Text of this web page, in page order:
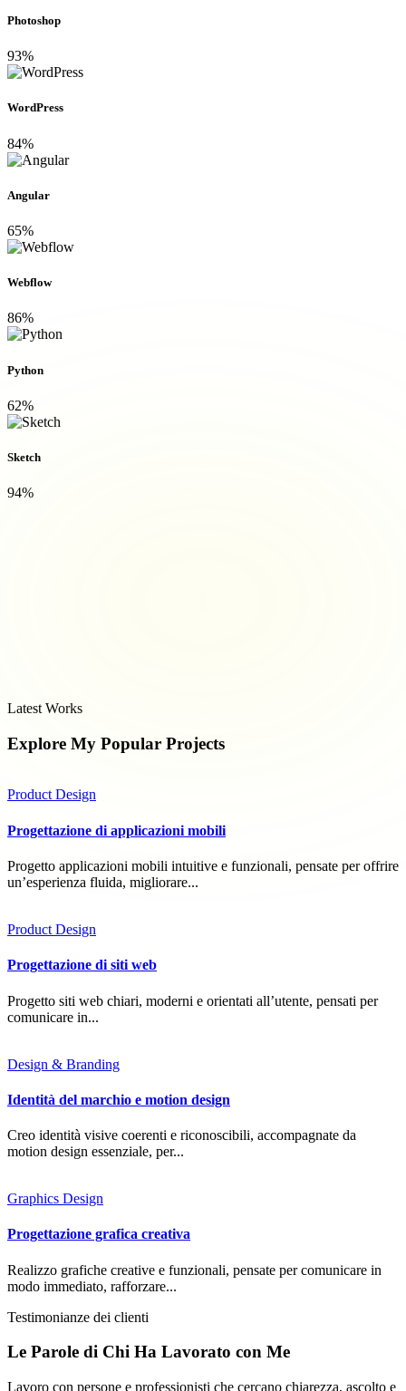
Photoshop
93%
WordPress
84%
Angular
65%
Webflow
86%
Python
62%
Sketch
94%
Latest Works
Explore My Popular Projects
Product Design
Progettazione di applicazioni mobili
Progetto applicazioni mobili intuitive e funzionali, pensate per offrire
un’esperienza fluida, migliorare...
Product Design
Progettazione di siti web
Progetto siti web chiari, moderni e orientati all’utente, pensati per
comunicare in...
Design & Branding
Identità del marchio e motion design
Creo identità visive coerenti e riconoscibili, accompagnate da
motion design essenziale, per...
Graphics Design
Progettazione grafica creativa
Realizzo grafiche creative e funzionali, pensate per comunicare in
modo immediato, rafforzare...
Testimonianze dei clienti
Le Parole di Chi Ha Lavorato con Me
Lavoro con persone e professionisti che cercano chiarezza, ascolto e